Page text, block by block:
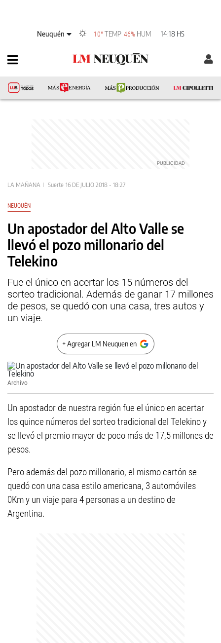
Neuquén 10° TEMP 46% HUM 14:18 HS
LA MAÑANA Suerte 16 DE JULIO 2018 - 18:27
NEUQUÉN
Un apostador del Alto Valle se
llevó el pozo millonario del
Telekino
Fue el único en acertar los 15 números del
sorteo tradicional. Además de ganar 17 millones
de pesos, se quedó con una casa, tres autos y
un viaje.
+ Agregar LM Neuquen en
Archivo
Un apostador de nuestra región fue el único en acertar
los quince números del sorteo tradicional del Telekino y
se llevó el premio mayor de poco más de 17,5 millones de
pesos.
Pero además del pozo millonario, el mismo cartón se
quedó con una casa estilo americana, 3 automóviles
0Km y un viaje para 4 personas a un destino de
Argentina.